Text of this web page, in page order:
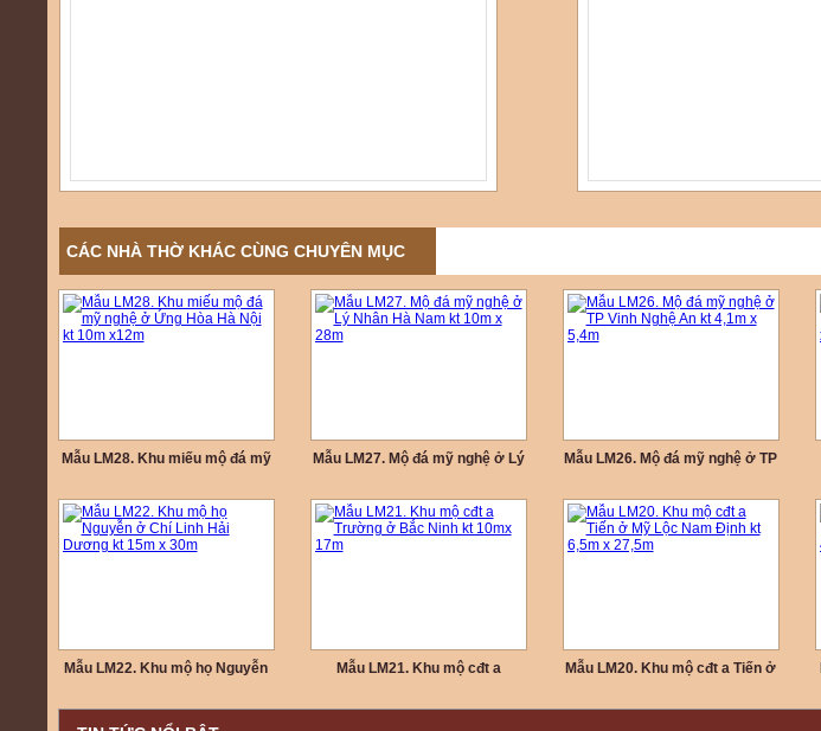
CÁC NHÀ THỜ KHÁC CÙNG CHUYÊN MỤC
Mẫu LM28. Khu miếu mộ đá mỹ
x12m
Mẫu LM27. Mộ đá mỹ nghệ ở Lý
Mẫu LM26. Mộ đá mỹ nghệ ở TP
Mẫu LM22. Khu mộ họ Nguyễn
30m
Mẫu LM21. Khu mộ cđt a
17m
Mẫu LM20. Khu mộ cđt a Tiến ở
27,5m